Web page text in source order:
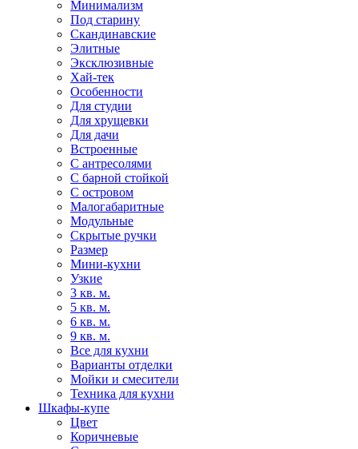
Минимализм
Под старину
Скандинавские
Элитные
Эксклюзивные
Хай-тек
Особенности
Для студии
Для хрущевки
Для дачи
Встроенные
С антресолями
С барной стойкой
С островом
Малогабаритные
Модульные
Скрытые ручки
Размер
Мини-кухни
Узкие
3 кв. м.
5 кв. м.
6 кв. м.
9 кв. м.
Все для кухни
Варианты отделки
Мойки и смесители
Техника для кухни
Шкафы-купе
Цвет
Коричневые